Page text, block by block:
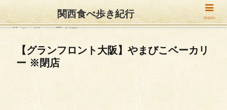
ホーム 大阪
【グランフロント大阪】やまびこベーカリ
ー ※閉店
関西食べ歩き紀行 menu